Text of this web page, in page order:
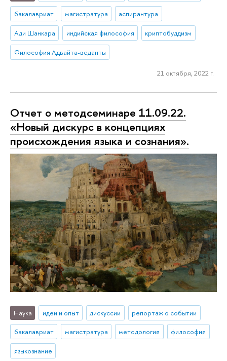
бакалавриат магистратура аспирантура
Ади Шанкара индийская философия криптобуддизм
Философия Адвайта-веданты
21 октября, 2022 г.
Отчет о методсеминаре 11.09.22.
«Новый дискурс в концепциях
происхождения языка и сознания».
Наука идеи и опыт дискуссии репортаж о событии
бакалавриат магистратура методология философия
языкознание